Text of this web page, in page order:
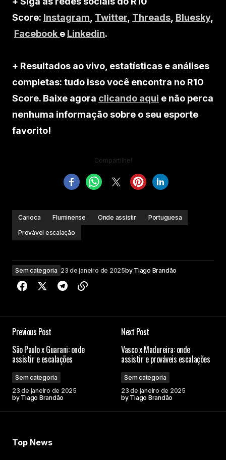
Score: Instagram Twitter Threads Bluesky,
Facebook e Linkedin.
+ Resultados ao vivo, estatísticas e análises
completas: tudo isso você encontra no R10
Score. Baixe agora clicando aqui e não perca
nenhuma informação sobre o seu esporte
favorito!
Compartilhe!
Carioca Fluminense Onde assistir
Portuguesa
Provável escalação
Sem categoria 23 de janeiro de 2025by Tiago Brandão
Previous Post
São Paulo x Guarani: onde
assistir e escalações
Sem categoria
23 de janeiro de 2025
by Tiago Brandão
Next Post
Vasco x Madureira: onde
assistir e prováveis escalações
Sem categoria
23 de janeiro de 2025
by Tiago Brandão
Top News